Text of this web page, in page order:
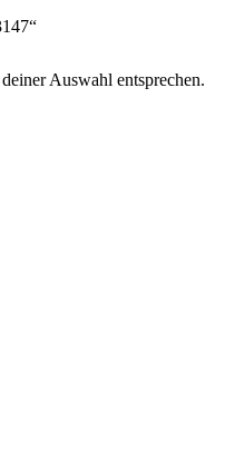
Auswahl entsprechen.